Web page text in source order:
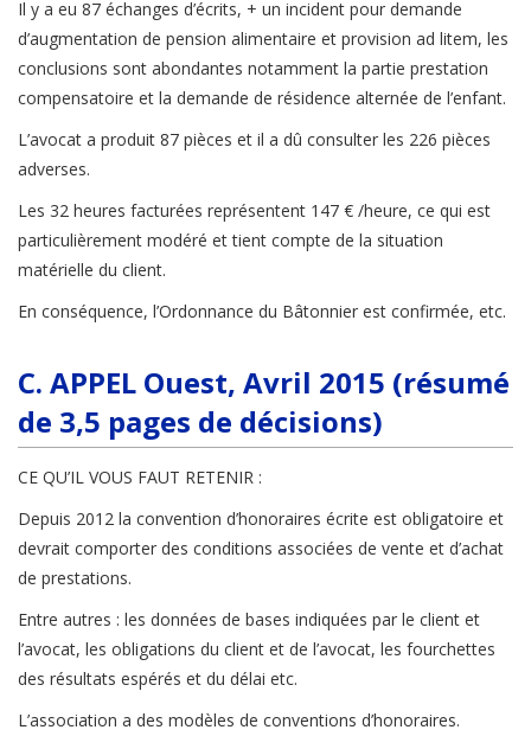
Il y a eu 87 échanges d’écrits, + un incident pour demande
d’augmentation de pension alimentaire et provision ad litem, les
conclusions sont abondantes notamment la partie prestation
compensatoire et la demande de résidence alternée de l’enfant.
L’avocat a produit 87 pièces et il a dû consulter les 226 pièces
adverses.
Les 32 heures facturées représentent 147 € /heure, ce qui est
particulièrement modéré et tient compte de la situation
matérielle du client.
En conséquence, l’Ordonnance du Bâtonnier est confirmée, etc.
C. APPEL Ouest, Avril 2015 (résumé
de 3,5 pages de décisions)
CE QU’IL VOUS FAUT RETENIR :
Depuis 2012 la convention d’honoraires écrite est obligatoire et
devrait comporter des conditions associées de vente et d’achat
de prestations.
Entre autres : les données de bases indiquées par le client et
l’avocat, les obligations du client et de l’avocat, les fourchettes
des résultats espérés et du délai etc.
L’association a des modèles de conventions d’honoraires.